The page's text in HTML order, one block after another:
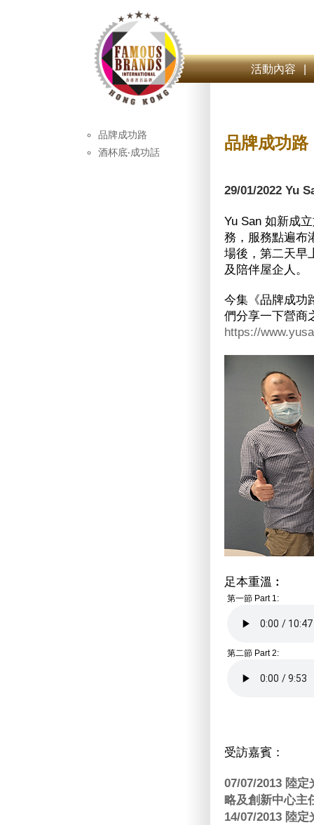
活動內容 |
品牌成功路
酒杯底‧成功話
品牌成功路
29/01/2022 Yu
Yu San 如新成
務，服務點遍布
場後，第二天早
及陪伴屋企人。
今集《品牌成功
們分享一下營商
https://
足本重溫︰
第一節 Part 1:
第二節 Part 2:
受訪嘉賓：
07/07/2013 陸
略及創新中心主
14/07/2013 陸